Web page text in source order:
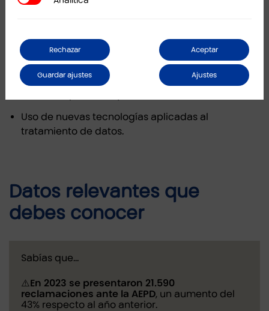
Auditoría de proveedores.
Revisión de bases legales.
Solicitudes y tratamiento de datos especialmente
Uso de nuevas tecnologías aplicadas al
tratamiento de datos.
Datos relevantes que
debes conocer
Sabías que…
⚠️En 2023 se presentaron 21.590
reclamaciones ante la AEPD, un aumento del
43% respecto al año anterior.
Aceptar
Rechazar
Ajustes
Guardar ajustes